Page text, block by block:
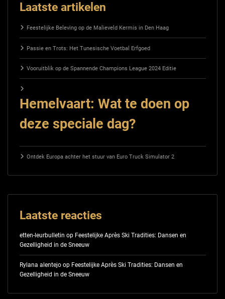
Laatste artikelen
Feestelijke Beleving op de Malieveld Kermis in Den Haag
Passie en Trots: Het Tunesische Voetbal Erfgoed
Vooruitblik op de Spannende Champions League 2024 Editie
Hemelvaart: Wat te doen op
deze speciale dag?
Ontdek Europa achter het stuur van Euro Truck Simulator 2
Laatste reacties
etten-leurbulletin op Feestelijke Après Ski Tradities: Dansen en
Gezelligheid in de Sneeuw
Rylana alentejoop Feestelijke Après Ski Tradities: Dansen en
Gezelligheid in de Sneeuw